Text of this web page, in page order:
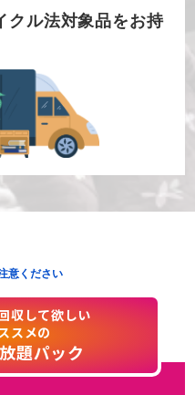
クル法対象品をお持
収して欲しい
スメの
題パック